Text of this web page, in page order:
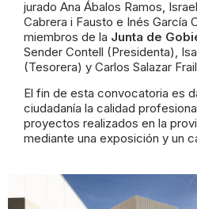
jurado Ana Ábalos Ramos,
Cabrera i Fausto e Inés García
miembros de la Junta de
Sender Contell (Presidenta),
(Tesorera) y Carlos Salazar
El fin de esta convocatoria es
ciudadanía la calidad
proyectos realizados en la
mediante una exposición y un